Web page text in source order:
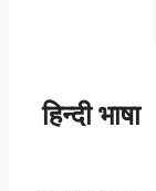
हिन्दी भाषा